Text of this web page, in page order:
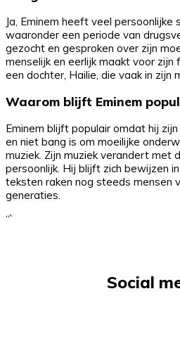
Ja, Eminem heeft veel persoonlijke
waaronder een periode van
gezocht en gesproken over zijn
menselijk en eerlijk maakt voor zijn
een dochter, Hailie, die vaak in zijn
Waarom blijft Eminem
Eminem blijft populair omdat hij
en niet bang is om moeilijke
muziek. Zijn muziek verandert met
persoonlijk. Hij blijft zich bewijzen
teksten raken nog steeds mensen
generaties.
“`
Social